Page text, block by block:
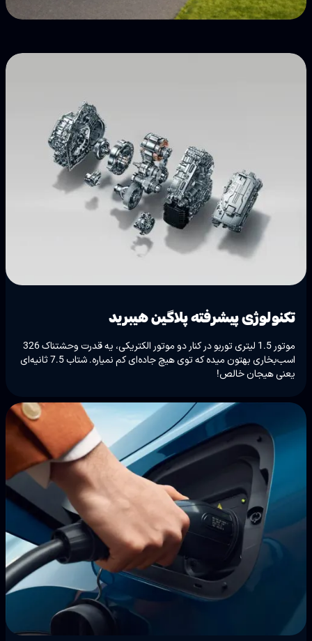
تکنولوژی پیشرفته پلاگین هیبرید
موتور 1.5 لیتری توربو در کنار دو موتور الکتریکی، یه قدرت وحشتناک 326
اسب‌بخاری بهتون میده که توی هیچ جاده‌ای کم نمیاره. شتاب 7.5 ثانیه‌ای
یعنی هیجان خالص!